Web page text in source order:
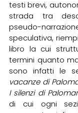
testi brevi,
strada tra
pseudo-
speculativa,
libro la cui
termini quanto
sono infatti le
vacanze di
I silenzi di Palomar
di cui ogni